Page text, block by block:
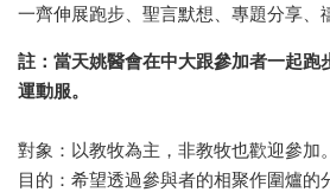
一齊伸展跑步、聖言默想、專題分享、
註：當天姚醫會在中大跟參加者一起跑
運動服。
對象：以教牧為主，非教牧也歡迎參加。
目的：希望透過參與者的相聚作圍爐的